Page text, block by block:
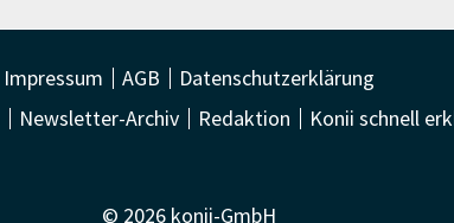
Impressum AGB
Datenschutzerklärung
Newsletter-Archiv Redaktion Konii schnell
© 2026 konii-GmbH